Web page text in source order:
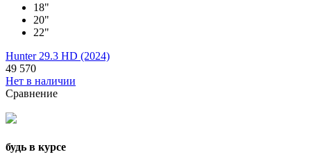
18"
20"
22"
Hunter 29.3 HD (2024)
49 570
Нет в наличии
Сравнение
будь в курсе